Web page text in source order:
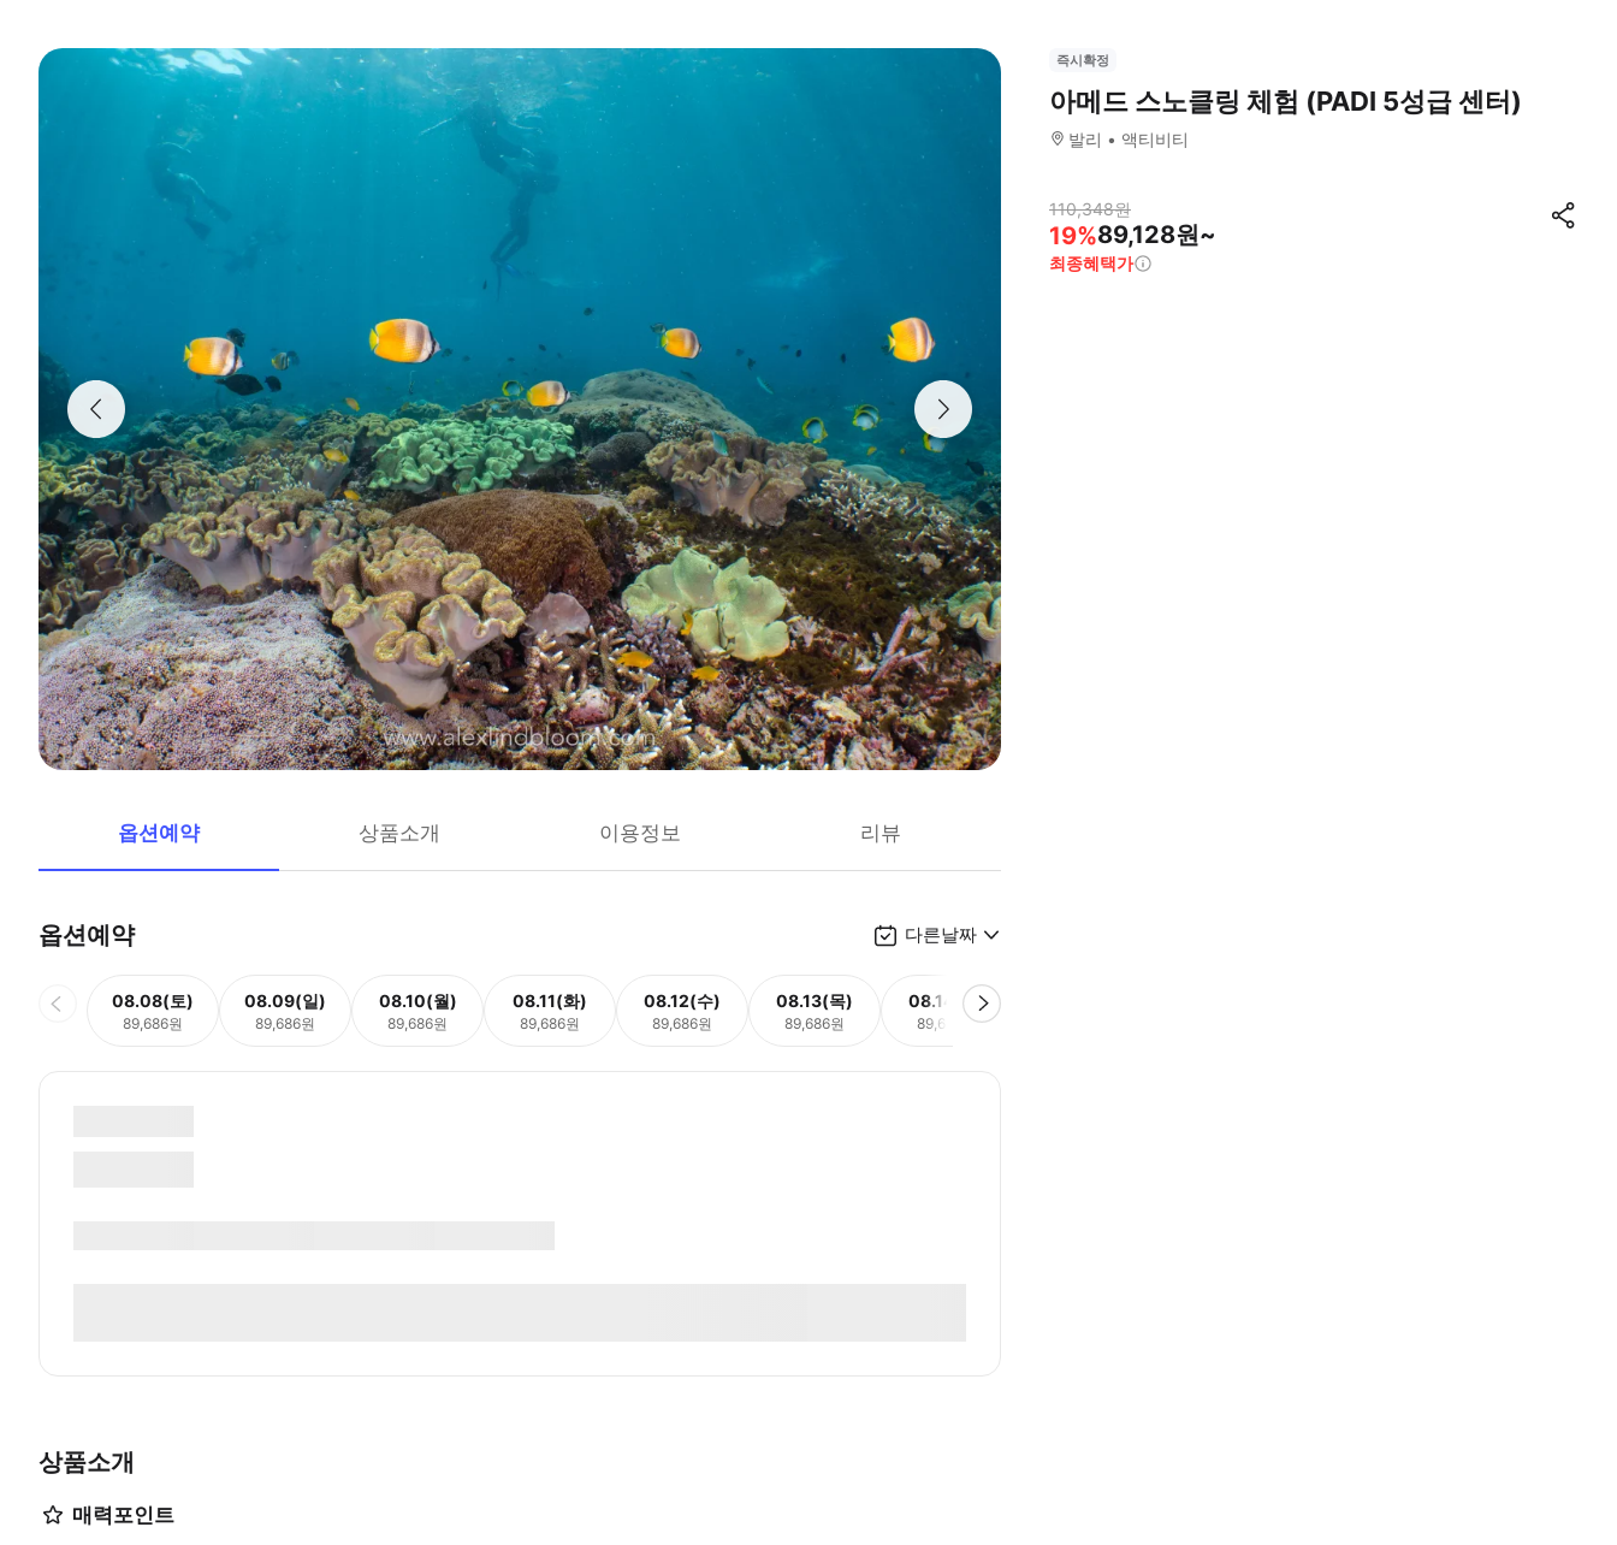
옵션예약 상품소개 이용정보 리뷰
옵션예약 다른날짜
08.08(토)
89,686원
08.09(일)
89,686원
08.10(월)
89,686원
08.11(화)
89,686원
08.12(수)
89,686원
08.13(목)
89,686원
08.14(금)
89,686원
상품소개
매력포인트
즉시확정
아메드 스노클링 체험 (PADI 5성급 센터)
발리 액티비티
110,348원
19%89,128원~
최종혜택가